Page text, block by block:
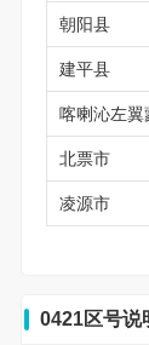
朝阳县
建平县
喀喇沁左翼
北票市
凌源市
0421区号说